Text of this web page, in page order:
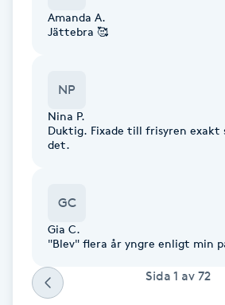
Fet hårbotten
Fettreducering
Fotmassage
Amanda A.
Jättebra 🥰
NP
Nina P.
Duktig. Fixade till frisyren exakt
det.
GC
Gia C.
"Blev" flera år yngre enligt min
Sida 1 av 72